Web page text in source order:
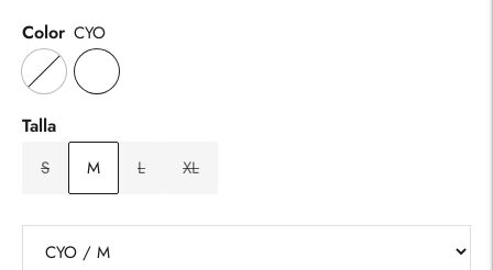
Color CYO
Talla
S M L XL